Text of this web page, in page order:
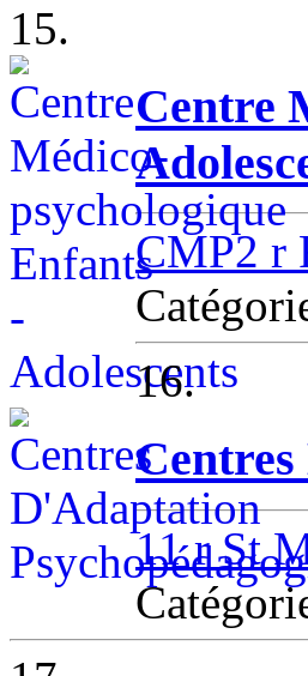
15.
Centre
CMP2 r
16.
11 r St